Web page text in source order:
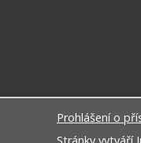
Prohlášení o
Stránky vytváří